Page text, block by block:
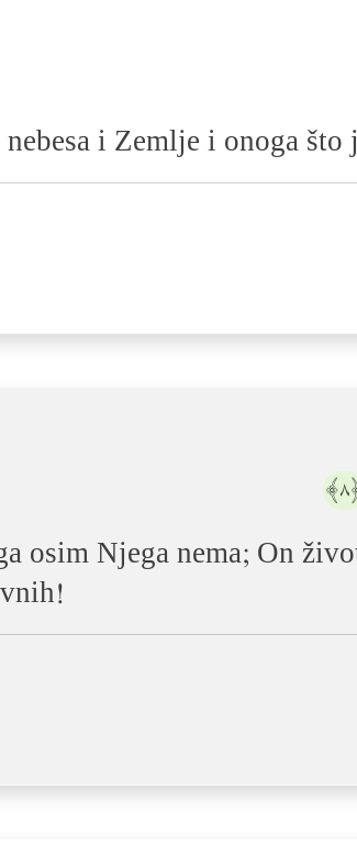
nebesa i Zemlje i onoga
osim Njega nema; On